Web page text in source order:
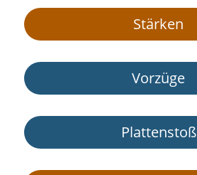
Stär­ken
Vor­zü­ge
Plat­ten­stoß